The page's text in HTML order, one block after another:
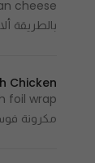
بالطريقة
Chicken
مكرونة